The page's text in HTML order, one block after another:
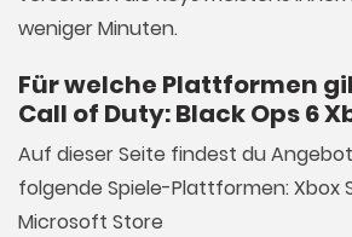
weniger Minuten.
Für welche Plattformen
Call of Duty: Black Ops 6
Auf dieser Seite findest du
folgende Spiele-Plattformen: Xbox
Microsoft Store